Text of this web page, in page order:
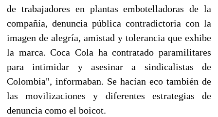
de trabajadores en plantas embotelladoras de la
compañía, denuncia pública contradictoria con la
imagen de alegría, amistad y tolerancia que exhibe
la marca. Coca Cola ha contratado paramilitares
para intimidar y asesinar a sindicalistas de
Colombia", informaban. Se hacían eco también de
las movilizaciones y diferentes estrategias de
denuncia como el boicot.